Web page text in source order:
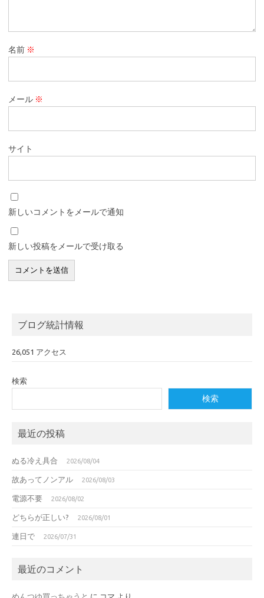
名前 ※
メール ※
サイト
新しいコメントをメールで通知
新しい投稿をメールで受け取る
ブログ統計情報
26,051 アクセス
検索
検索
最近の投稿
ぬる冷え具合 2026/08/04
故あってノンアル 2026/08/03
電源不要 2026/08/02
どちらが正しい? 2026/08/01
連日で 2026/07/31
最近のコメント
めんつゆ買っちゃうと に コマ より